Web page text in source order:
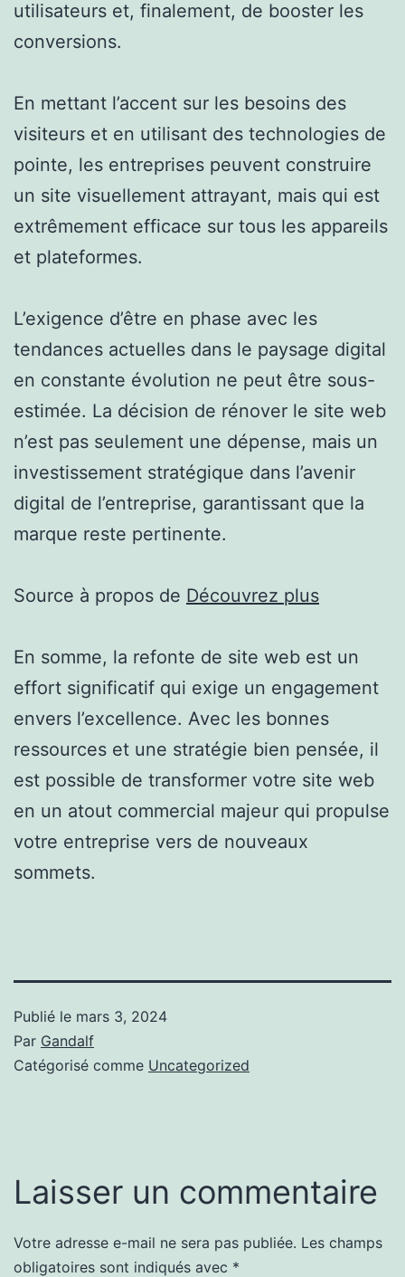
utilisateurs et, finalement, de booster les
conversions.
En mettant l’accent sur les besoins des
visiteurs et en utilisant des technologies de
pointe, les entreprises peuvent construire
un site visuellement attrayant, mais qui est
extrêmement efficace sur tous les appareils
et plateformes.
L’exigence d’être en phase avec les
tendances actuelles dans le paysage digital
en constante évolution ne peut être sous-
estimée. La décision de rénover le site web
n’est pas seulement une dépense, mais un
investissement stratégique dans l’avenir
digital de l’entreprise, garantissant que la
marque reste pertinente.
Source à propos de Découvrez plus
En somme, la refonte de site web est un
effort significatif qui exige un engagement
envers l’excellence. Avec les bonnes
ressources et une stratégie bien pensée, il
est possible de transformer votre site web
en un atout commercial majeur qui propulse
votre entreprise vers de nouveaux
sommets.
Publié le mars 3, 2024
Par Gandalf
Catégorisé comme Uncategorized
Laisser un commentaire
Votre adresse e-mail ne sera pas publiée. Les champs
obligatoires sont indiqués avec *